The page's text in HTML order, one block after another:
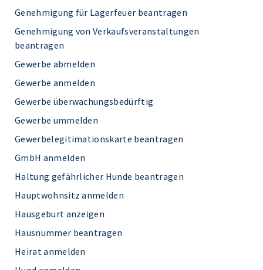
Genehmigung für Lagerfeuer beantragen
Genehmigung von Verkaufsveranstaltungen
beantragen
Gewerbe abmelden
Gewerbe anmelden
Gewerbe überwachungsbedürftig
Gewerbe ummelden
Gewerbelegitimationskarte beantragen
GmbH anmelden
Haltung gefährlicher Hunde beantragen
Hauptwohnsitz anmelden
Hausgeburt anzeigen
Hausnummer beantragen
Heirat anmelden